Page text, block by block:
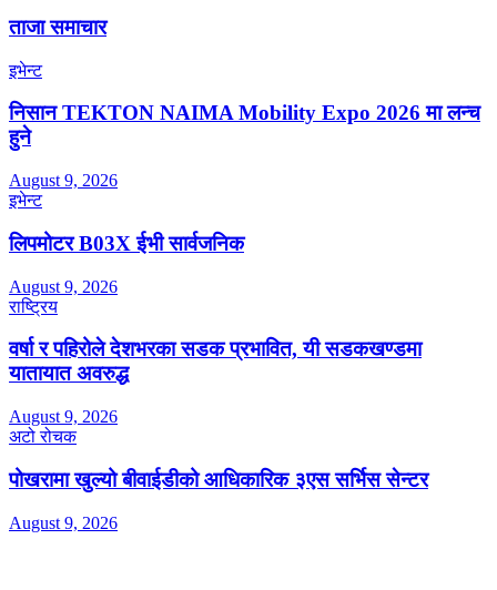
ताजा समाचार
इभेन्ट
निसान TEKTON NAIMA Mobility Expo 2026 मा लन्च
हुने
August 9, 2026
इभेन्ट
लिपमोटर B03X ईभी सार्वजनिक
August 9, 2026
राष्ट्रिय
वर्षा र पहिरोले देशभरका सडक प्रभावित, यी सडकखण्डमा
यातायात अवरुद्ध
August 9, 2026
अटो रोचक
पोखरामा खुल्यो बीवाईडीको आधिकारिक ३एस सर्भिस सेन्टर
August 9, 2026